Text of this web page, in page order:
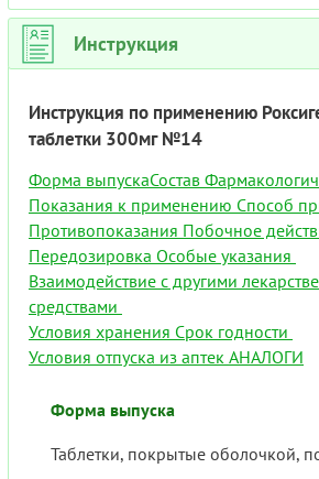
Инструкция
Инструкция по применению
таблетки 300мг №14
Форма выпускаСостав
Показания к применению Способ
Противопоказания Побочное
Передозировка Особые указания
Взаимодействие с другими
средствами
Условия хранения Срок годности
Условия отпуска из аптек АНАЛОГИ
Форма выпуска
Таблетки, покрытые оболочкой,